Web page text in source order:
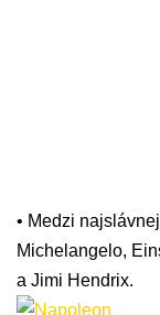
• Medzi
Michelangelo,
a Jimi Hendrix.